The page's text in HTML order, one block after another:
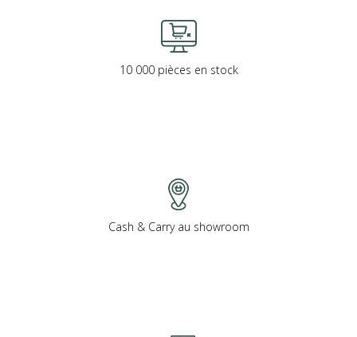
10 000 pièces en stock
Cash & Carry au showroom